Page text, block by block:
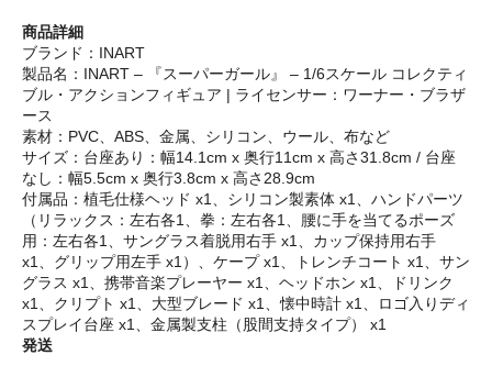
商品詳細
ブランド：INART
製品名：INART – 『スーパーガール』 – 1/6スケール コレクティ
ブル・アクションフィギュア | ライセンサー：ワーナー・ブラザ
ース
素材：PVC、ABS、金属、シリコン、ウール、布など
サイズ：台座あり：幅14.1cm x 奥行11cm x 高さ31.8cm / 台座
なし：幅5.5cm x 奥行3.8cm x 高さ28.9cm
付属品：植毛仕様ヘッド x1、シリコン製素体 x1、ハンドパーツ
（リラックス：左右各1、拳：左右各1、腰に手を当てるポーズ
用：左右各1、サングラス着脱用右手 x1、カップ保持用右手
x1、グリップ用左手 x1）、ケープ x1、トレンチコート x1、サン
グラス x1、携帯音楽プレーヤー x1、ヘッドホン x1、ドリンク
x1、クリプト x1、大型ブレード x1、懐中時計 x1、ロゴ入りディ
スプレイ台座 x1、金属製支柱（股間支持タイプ） x1
発送